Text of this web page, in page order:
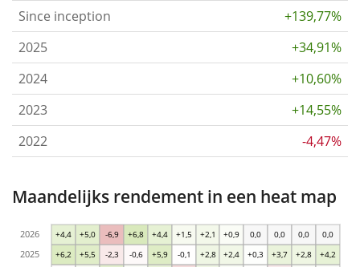
Since inception
+139,77%
2025
+34,91%
2024
+10,60%
2023
+14,55%
2022
-4,47%
Maandelijks rendement in een heat map
+6,2 +5,5 -2,3 -0,6 +5,9 -0,1 +2,8 +2,4 +0,3 +3,7 +2,8 +4,2
+4,4 +5,0 -6,9 +6,8 +4,4 +1,5 +2,1 +0,9 0,0 0,0 0,0 0,0
2025
2026